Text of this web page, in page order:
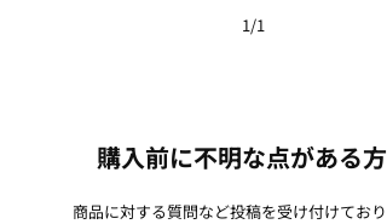
1/1
購入前に不明な点がある
商品に対する質問など投稿を受け付けており